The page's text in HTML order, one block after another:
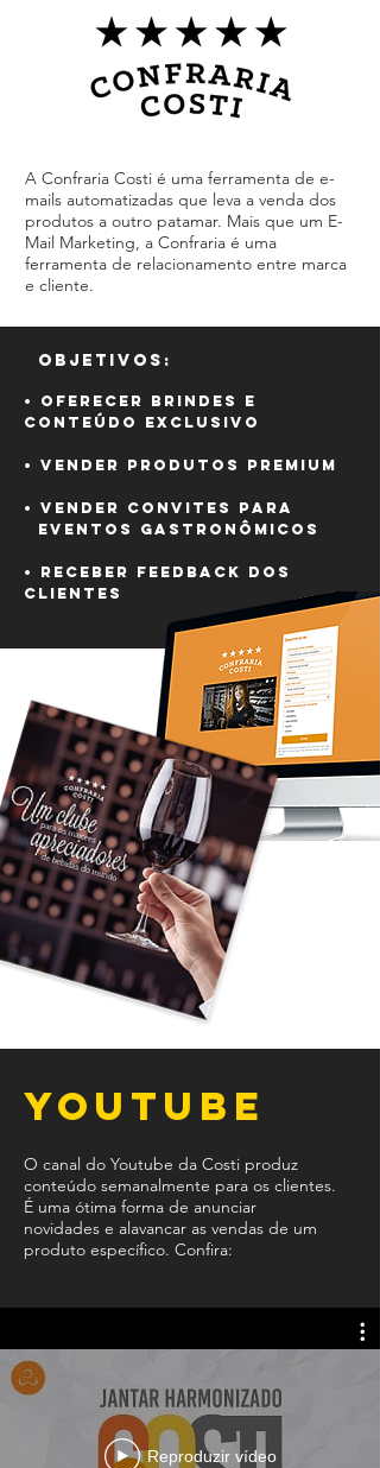
A Confraria Costi é uma ferramenta de e-
mails automatizadas que leva a venda dos
produtos a outro patamar. Mais que um E-
Mail Marketing, a Confraria é uma
ferramenta de relacionamento entre marca
e cliente.
Objetivos:
• Oferecer brindes e
conteúdo exclusivo
• Vender produtos premium
• Vender convites para
eventos gastronômicos
• Receber feedback dos
clientes
Youtube
O canal do Youtube da Costi produz
conteúdo semanalmente para os clientes.
É uma ótima forma de anunciar
novidades e alavancar as vendas de um
produto específico. Confira:
Reproduzir vídeo